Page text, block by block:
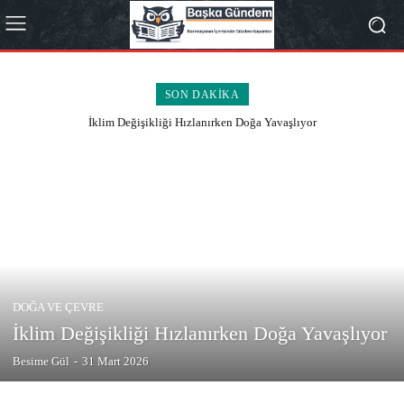
SON DAKIKA
İklim Değişikliği Hızlanırken Doğa Yavaşlıyor
DOĞA VE ÇEVRE
İklim Değişikliği Hızlanırken Doğa Yavaşlıyor
Besime Gül - 31 Mart 2026